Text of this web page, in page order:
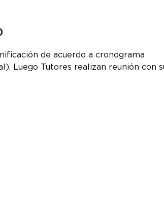
de acuerdo a cronograma
Luego Tutores realizan reunión con